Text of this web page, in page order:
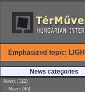
Emphasized topic:
News categories
News (112)
News (45)